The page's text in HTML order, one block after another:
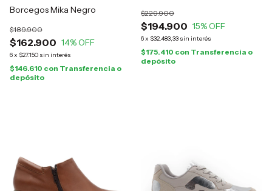
Borcegos Mika Negro
$162.900
$189.900
14% OFF
6x $27.150 sin interés
$146.610 con Transferencia o
depósito
$194.900
$229.900
15% OFF
6x $32.483,33 sin interés
$175.410 con Transferencia o
depósito